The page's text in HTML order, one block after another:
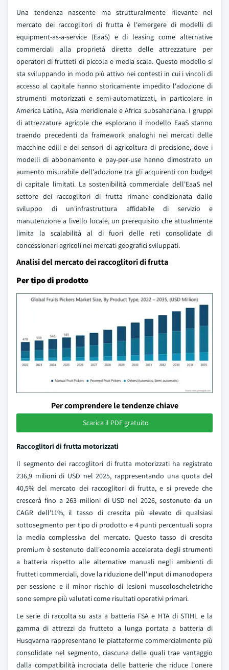
Una tendenza nascente ma strutturalmente rilevante nel
mercato dei raccoglitori di frutta è l'emergere di modelli di
equipment-as-a-service (EaaS) e di leasing come alternative
commerciali alla proprietà diretta delle attrezzature per
operatori di frutteti di piccola e media scala. Questo modello si
sta sviluppando in modo più attivo nei contesti in cui i vincoli di
accesso al capitale hanno storicamente impedito l'adozione di
strumenti motorizzati e semi-automatizzati, in particolare in
America Latina, Asia meridionale e Africa subsahariana. I gruppi
di attrezzature agricole che esplorano il modello EaaS stanno
traendo precedenti da framework analoghi nei mercati delle
macchine edili e dei sensori di agricoltura di precisione, dove i
modelli di abbonamento e pay-per-use hanno dimostrato un
aumento misurabile dell'adozione tra gli acquirenti con budget
di capitale limitati. La sostenibilità commerciale dell'EaaS nel
settore dei raccoglitori di frutta rimane condizionata dallo
sviluppo di un'infrastruttura affidabile di servizio e
manutenzione a livello locale, un prerequisito che attualmente
limita la scalabilità al di fuori delle reti consolidate di
concessionari agricoli nei mercati geografici sviluppati.
Analisi del mercato dei raccoglitori di frutta
Per tipo di prodotto
Per comprendere le tendenze chiave
Scarica il PDF gratuito
Raccoglitori di frutta motorizzati
Il segmento dei raccoglitori di frutta motorizzati ha registrato
236,9 milioni di USD nel 2025, rappresentando una quota del
40,5% del mercato dei raccoglitori di frutta, e si prevede che
crescerà fino a 263 milioni di USD nel 2026, sostenuto da un
CAGR dell'11%, il tasso di crescita più elevato di qualsiasi
sottosegmento per tipo di prodotto e 4 punti percentuali sopra
la media complessiva del mercato. Questo tasso di crescita
premium è sostenuto dall'economia accelerata degli strumenti
a batteria rispetto alle alternative manuali negli ambienti di
frutteti commerciali, dove la riduzione dell'input di manodopera
per sessione e il minor rischio di lesioni muscoloscheletriche
sono sempre più valutati come risultati operativi primari.
Le serie di raccolta su asta a batteria FSA e HTA di STIHL e la
gamma di attrezzi da frutteto a lunga portata a batteria di
Husqvarna rappresentano le piattaforme commercialmente più
consolidate nel segmento, ciascuna delle quali trae vantaggio
dalla compatibilità incrociata delle batterie che riduce l'onere